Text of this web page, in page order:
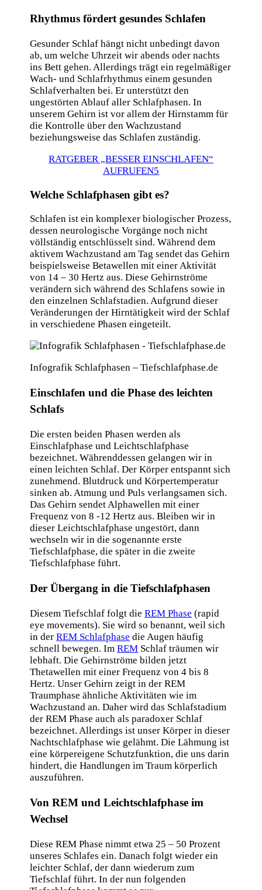
Rhythmus fördert gesundes Schlafen
Gesunder Schlaf hängt nicht unbedingt davon
ab, um welche Uhrzeit wir abends oder nachts
ins Bett gehen. Allerdings trägt ein regelmäßiger
Wach- und Schlafrhythmus einem gesunden
Schlafverhalten bei. Er unterstützt den
ungestörten Ablauf aller Schlafphasen. In
unserem Gehirn ist vor allem der Hirnstamm für
die Kontrolle über den Wachzustand
beziehungsweise das Schlafen zuständig.
RATGEBER „BESSER EINSCHLAFEN“
AUFRUFEN
Welche Schlafphasen gibt es?
Schlafen ist ein komplexer biologischer Prozess,
dessen neurologische Vorgänge noch nicht
völlständig entschlüsselt sind. Während dem
aktivem Wachzustand am Tag sendet das Gehirn
beispielsweise Betawellen mit einer Aktivität
von 14 – 30 Hertz aus. Diese Gehirnströme
verändern sich während des Schlafens sowie in
den einzelnen Schlafstadien. Aufgrund dieser
Veränderungen der Hirntätigkeit wird der Schlaf
in verschiedene Phasen eingeteilt.
Infografik Schlafphasen – Tiefschlafphase.de
Einschlafen und die Phase des leichten
Schlafs
Die ersten beiden Phasen werden als
Einschlafphase und Leichtschlafphase
bezeichnet. Währenddessen gelangen wir in
einen leichten Schlaf. Der Körper entspannt sich
zunehmend. Blutdruck und Körpertemperatur
sinken ab. Atmung und Puls verlangsamen sich.
Das Gehirn sendet Alphawellen mit einer
Frequenz von 8 -12 Hertz aus. Bleiben wir in
dieser Leichtschlafphase ungestört, dann
wechseln wir in die sogenannte erste
Tiefschlafphase, die später in die zweite
Tiefschlafphase führt.
Der Übergang in die Tiefschlafphasen
Diesem Tiefschlaf folgt dieREM Phase (rapid
eye movements). Sie wird so benannt, weil sich
in derREM Schlafphase die Augen häufig
schnell bewegen. ImREM Schlaf träumen wir
lebhaft. Die Gehirnströme bilden jetzt
Thetawellen mit einer Frequenz von 4 bis 8
Hertz. Unser Gehirn zeigt in der REM
Traumphase ähnliche Aktivitäten wie im
Wachzustand an. Daher wird das Schlafstadium
der REM Phase auch als paradoxer Schlaf
bezeichnet. Allerdings ist unser Körper in dieser
Nachtschlafphase wie gelähmt. Die Lähmung ist
eine körpereigene Schutzfunktion, die uns darin
hindert, die Handlungen im Traum körperlich
auszuführen.
Von REM und Leichtschlafphase im
Wechsel
Diese REM Phase nimmt etwa 25 – 50 Prozent
unseres Schlafes ein. Danach folgt wieder ein
leichter Schlaf, der dann wiederum zum
Tiefschlaf führt. In der nun folgenden